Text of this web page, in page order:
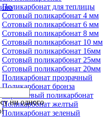
ни одного
Поликарбонат для теплицы
Сотовый поликарбонат 4 мм
Сотовый поликарбонат 6 мм
Сотовый поликарбонат 8 мм
Сотовый поликарбонат 10 мм
Сотовый поликарбонат 16мм
Сотовый поликарбонат 25мм
Сотовый поликарбонат 20мм
Поликарбонат прозрачный
Поликарбонат бронза
Коричневый поликарбонат
Поликарбонат желтый
Поликарбонат зеленый